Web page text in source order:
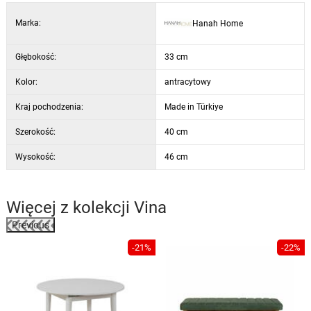
Marka: Hanah Home
Głębokość: 33 cm
Kolor: antracytowy
Kraj pochodzenia: Made in Türkiye
Szerokość: 40 cm
Wysokość: 46 cm
Więcej z kolekcji Vina
Previous
-21% -22%